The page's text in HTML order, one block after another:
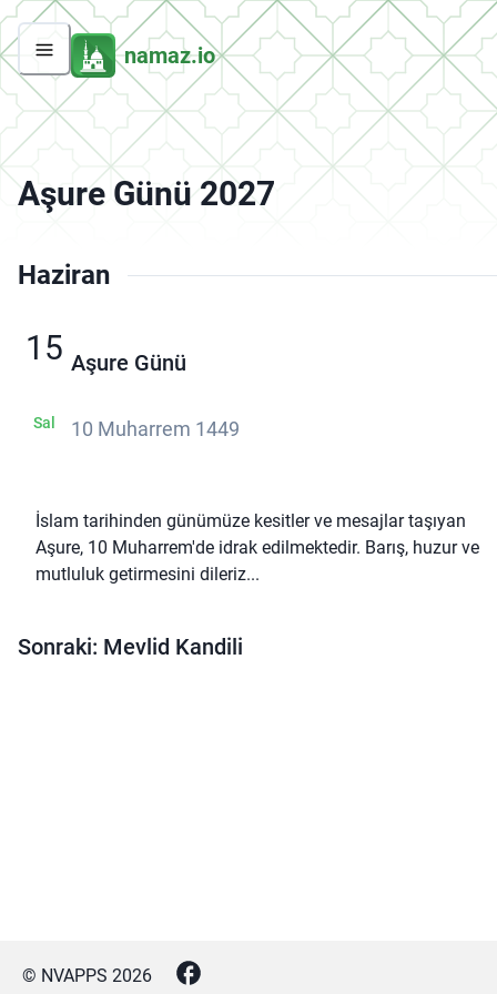
namaz.io
Aşure Günü 2027
Haziran
15
Sal
Aşure Günü
10 Muharrem 1449
İslam tarihinden günümüze kesitler ve mesajlar taşıyan
Aşure, 10 Muharrem'de idrak edilmektedir. Barış, huzur ve
mutluluk getirmesini dileriz...
Sonraki: Mevlid Kandili
© NVAPPS 2026